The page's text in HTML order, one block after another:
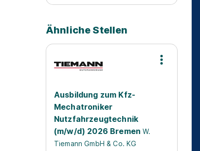
Ähnliche Stellen
Ausbildung zum Kfz-
Mechatroniker
Nutzfahrzeugtechnik
(m/w/d) 2026 Bremen W.
Tiemann GmbH & Co. KG